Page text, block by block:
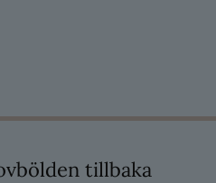
tillbaka